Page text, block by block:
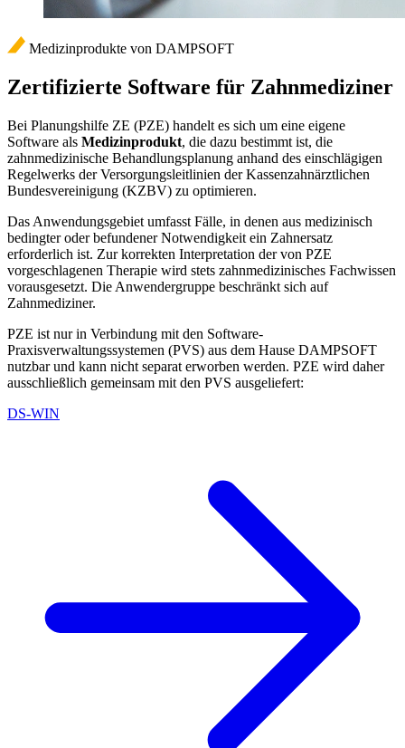
Medizinprodukte von DAMPSOFT
Zertifizierte Software für Zahnmediziner
Bei Planungshilfe ZE (PZE) handelt es sich um eine eigene
Software als Medizinprodukt, die dazu bestimmt ist, die
zahnmedizinische Behandlungsplanung anhand des einschlägigen
Regelwerks der Versorgungsleitlinien der Kassenzahnärztlichen
Bundesvereinigung (KZBV) zu optimieren.
Das Anwendungsgebiet umfasst Fälle, in denen aus medizinisch
bedingter oder befundener Notwendigkeit ein Zahnersatz
erforderlich ist. Zur korrekten Interpretation der von PZE
vorgeschlagenen Therapie wird stets zahnmedizinisches Fachwissen
vorausgesetzt. Die Anwendergruppe beschränkt sich auf
Zahnmediziner.
PZE ist nur in Verbindung mit den Software-
Praxisverwaltungssystemen (PVS) aus dem Hause DAMPSOFT
nutzbar und kann nicht separat erworben werden. PZE wird daher
ausschließlich gemeinsam mit den PVS ausgeliefert:
DS-WIN